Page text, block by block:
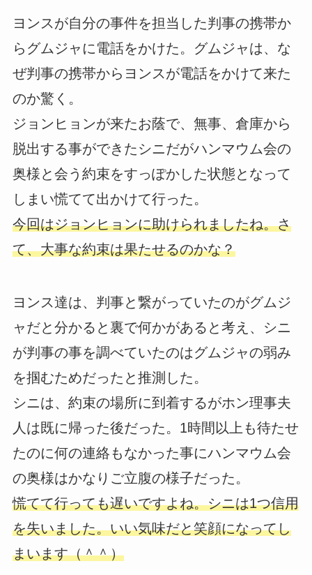
ヨンスが自分の事件を担当した判事の携帯か
らグムジャに電話をかけた。グムジャは、な
ぜ判事の携帯からヨンスが電話をかけて来た
のか驚く。
ジョンヒョンが来たお蔭で、無事、倉庫から
脱出する事ができたシニだがハンマウム会の
奥様と会う約束をすっぽかした状態となって
しまい慌てて出かけて行った。
今回はジョンヒョンに助けられましたね。さ
て、大事な約束は果たせるのかな？
ヨンス達は、判事と繋がっていたのがグムジ
ャだと分かると裏で何かがあると考え、シニ
が判事の事を調べていたのはグムジャの弱み
を掴むためだったと推測した。
シニは、約束の場所に到着するがホン理事夫
人は既に帰った後だった。1時間以上も待たせ
たのに何の連絡もなかった事にハンマウム会
の奥様はかなりご立腹の様子だった。
慌てて行っても遅いですよね。シニは1つ信用
を失いました。いい気味だと笑顔になってし
まいます（＾＾）